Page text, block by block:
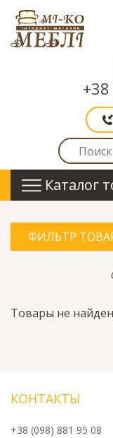
Каталог
ФИЛЬТР
Товары не
КОНТАКТЫ
+38 (098) 881 95 08